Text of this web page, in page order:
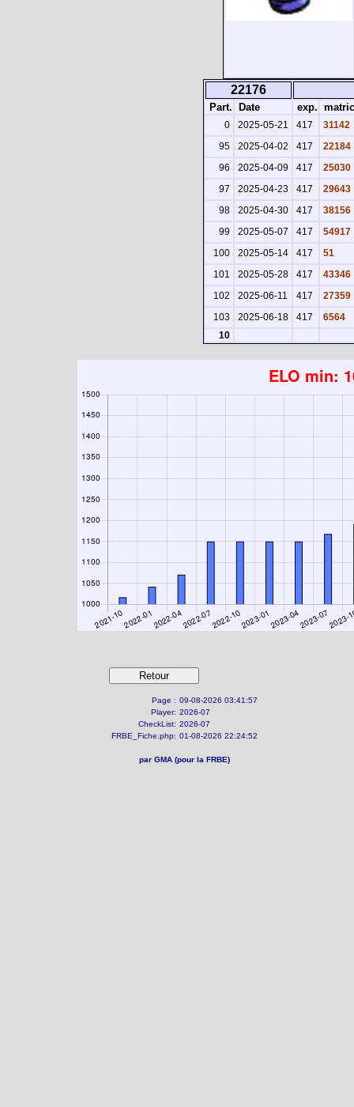
22176
Part. Date exp.
0 2025-05-21 417
31142
95
2025-04-02 417
22184
96
2025-04-09 417
25030
97
2025-04-23 417
29643
98
2025-04-30 417
38156
99
2025-05-07 417
54917
100
2025-05-14 417
51
101
2025-05-28 417
43346
102
2025-06-11 417
27359
103
2025-06-18 417
6564
10
Page : 09-08-2026 03:41:57
Player: 2026-07
CheckList: 2026-07
FRBE_Fiche.php: 01-08-2026 22:24:52
par GMA (pour la FRBE)